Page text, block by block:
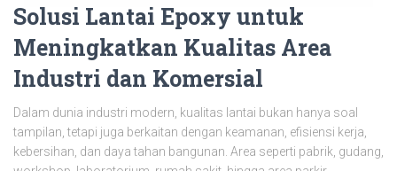
Solusi Lantai Epoxy untuk
Meningkatkan Kualitas Area
Industri dan Komersial
Dalam dunia industri modern, kualitas lantai bukan hanya soal
tampilan, tetapi juga berkaitan dengan keamanan, efisiensi kerja,
kebersihan, dan daya tahan bangunan. Area seperti pabrik, gudang,